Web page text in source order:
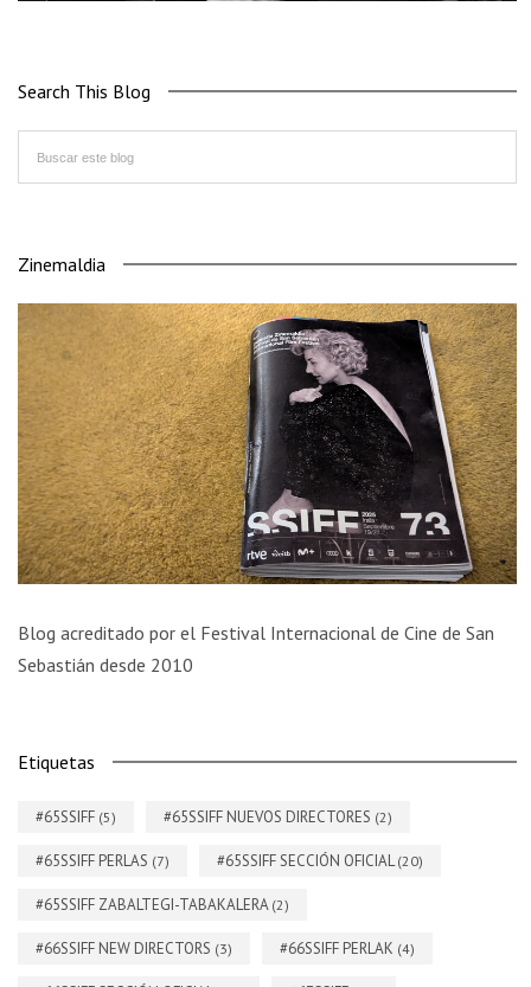
Search This Blog
Zinemaldia
Blog acreditado por el Festival Internacional de Cine de San
Sebastián desde 2010
Etiquetas
#65SSIFF (5) #65SSIFF NUEVOS DIRECTORES (2)
#65SSIFF PERLAS (7) #65SSIFF SECCIÓN OFICIAL(20)
#65SSIFF ZABALTEGI-TABAKALERA (2)
#66SSIFF NEW DIRECTORS (3) #66SSIFF PERLAK (4)